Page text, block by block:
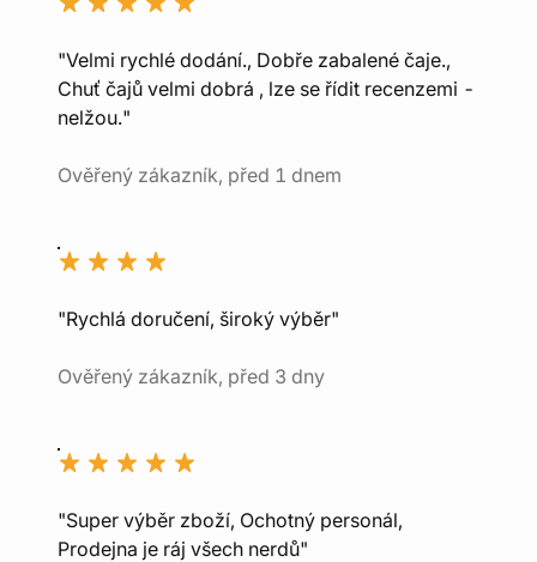
"Velmi rychlé dodání., Dobře zabalené čaje.,
Chuť čajů velmi dobrá , lze se řídit recenzemi -
nelžou."
Ověřený zákazník, před 1 dnem
"Rychlá doručení, široký výběr"
Ověřený zákazník, před 3 dny
"Super výběr zboží, Ochotný personál,
Prodejna je ráj všech nerdů"